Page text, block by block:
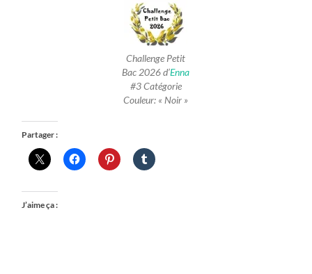
Challenge Petit
Bac 2026 d’Enna
#3 Catégorie
Couleur: « Noir »
Partager :
J’aime ça :